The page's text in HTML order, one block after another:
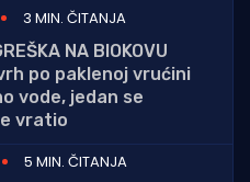
3 MIN. ČITANJA
NA BIOKOVU
po paklenoj vrućini
vode, jedan se
vratio
5 MIN. ČITANJA